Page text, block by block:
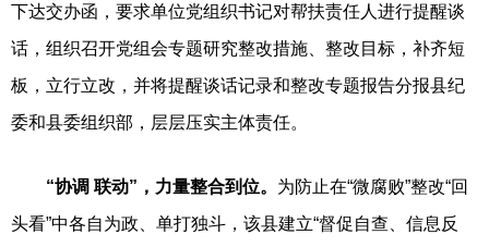
下达交办函，要求单位党组织书记对帮扶责任人进行提醒谈
话，组织召开党组会专题研究整改措施、整改目标，补齐短
板，立行立改，并将提醒谈话记录和整改专题报告分报县纪
委和县委组织部，层层压实主体责任。
“协调 联动”，力量整合到位。 为防止在“微腐败”整改“回
头看”中各自为政、单打独斗，该县建立“督促自查、信息反